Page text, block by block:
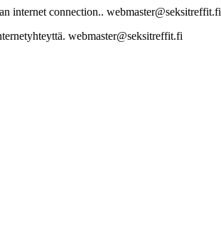
internet connection.. webmaster@seksitreffit.fi
webmaster@seksitreffit.fi